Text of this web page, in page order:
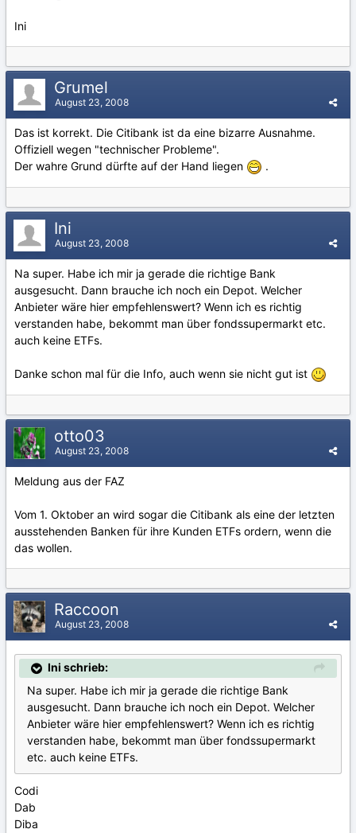
Ini
Grumel
August 23, 2008
Das ist korrekt. Die Citibank ist da eine bizarre Ausnahme.
Offiziell wegen "technischer Probleme".
Der wahre Grund dürfte auf der Hand liegen
.
Ini
August 23, 2008
Na super. Habe ich mir ja gerade die richtige Bank
ausgesucht. Dann brauche ich noch ein Depot. Welcher
Anbieter wäre hier empfehlenswert? Wenn ich es richtig
verstanden habe, bekommt man über fondssupermarkt etc.
auch keine ETFs.
Danke schon mal für die Info, auch wenn sie nicht gut ist
otto03
August 23, 2008
Meldung aus der FAZ
Vom 1. Oktober an wird sogar die Citibank als eine der letzten
ausstehenden Banken für ihre Kunden ETFs ordern, wenn die
das wollen.
Raccoon
August 23, 2008
Ini schrieb:
Na super. Habe ich mir ja gerade die richtige Bank
ausgesucht. Dann brauche ich noch ein Depot. Welcher
Anbieter wäre hier empfehlenswert? Wenn ich es richtig
verstanden habe, bekommt man über fondssupermarkt
etc. auch keine ETFs.
Codi
Dab
Diba